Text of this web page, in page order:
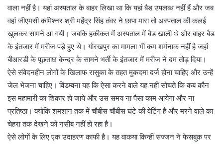
वाला नहीं है। यहां अस्पताल के बाहर लिखा था कि यहां बैड उपलब्ध नहीं हैं और जब
वहां जीएमसी कमिश्नर श्री महेंद्र सिंह तंवर ने छापा मारा तो अस्पताल की कलई
खुलकर सामने आ गयी। जबकि हकीकत में अस्पताल में बैड खाली थे और बाहर बैड
के इंतजार में मरीज पडे़ हुए थे। गोरखपुर का मामला भी कम शर्मनाक नहीं है जहां
बीआरडी के पूछताछ केन्द्र के सामने भर्ती के इंतजार में मरीज ने दम तोड़ दिया।
ऐसे संवेदनहीन लोगों के खिलाफ रासुका के तहत मुकदमा दर्ज होना चाहिए और उन्हें
जेल भेजना चाहिए। विडम्वना यह कि ऐसा करने वाले यह नहीं सोचते कि कब कौन
इस महामारी का शिकार हो जाये और उस समय ना पैसा काम आयेगा और ना
प्रतिष्ठा। क्योंकि शमशान तक में चौबीस चौबीस घंटे की वेटिंग है और मरने वाले का
चेहरा तक देखने को नसीब नहीं हो रहा है।
ऐसे लोगों के लिए एक उदाहरण काफी है। यह वाकया किन्हीं सज्जन ने फेसबुक पर